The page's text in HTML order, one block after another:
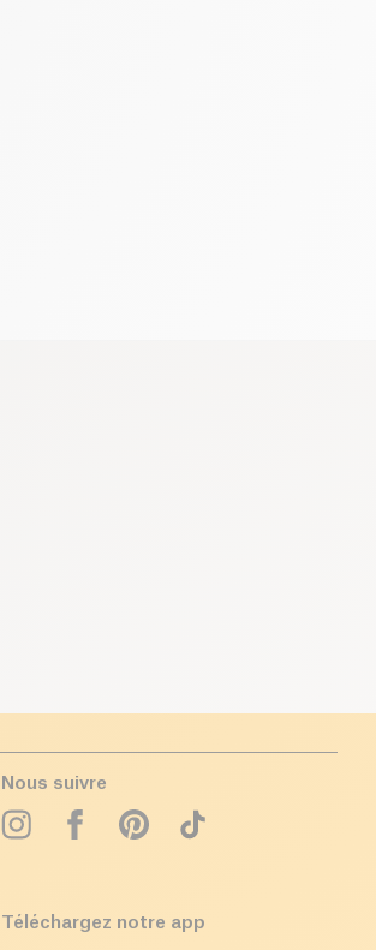
Nous suivre
Téléchargez notre app